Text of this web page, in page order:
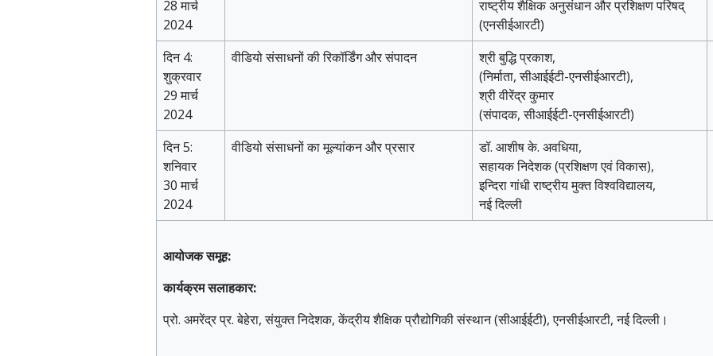
28 मार्च
2024
राष्ट्रीय शैक्षिक अनुसंधान और प्रशिक्षण परिषद्
(एनसीईआरटी)
दिन 4:
शुक्रवार
29 मार्च
2024
वीडियो संसाधनों की रिकॉर्डिंग और संपादन
श्री बुद्धि प्रकाश,
(निर्माता, सीआईईटी-एनसीईआरटी),
श्री वीरेंद्र कुमार
(संपादक, सीआईईटी-एनसीईआरटी)
दिन 5:
शनिवार
30 मार्च
2024
वीडियो संसाधनों का मूल्यांकन और प्रसार
डॉ. आशीष के. अवधिया,
सहायक निदेशक (प्रशिक्षण एवं विकास),
इन्दिरा गांधी राष्ट्रीय मुक्त विश्वविद्यालय,
नई दिल्ली
आयोजक समूह:
कार्यक्रम सलाहकार:
प्रो. अमरेंद्र प्र. बेहेरा, संयुक्त निदेशक, केंद्रीय शैक्षिक प्रौद्योगिकी संस्थान (सीआईईटी), एनसीईआरटी, नई दिल्ली।